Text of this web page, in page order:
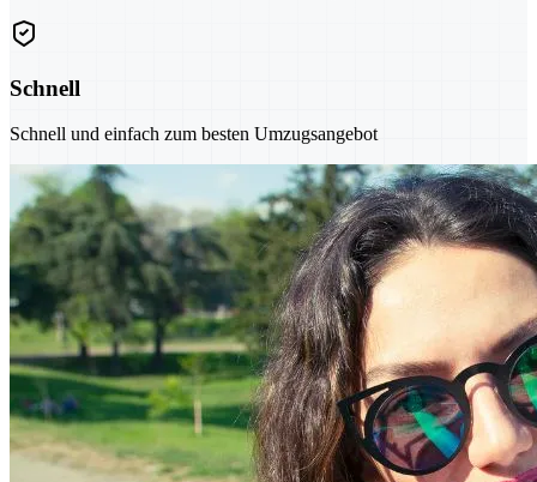
Schnell
Schnell und einfach zum besten Umzugsangebot